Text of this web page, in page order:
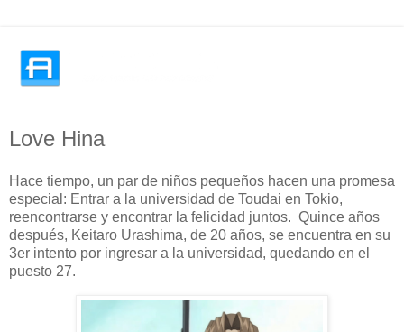
Love Hina
Hace tiempo, un par de niños pequeños hacen una promesa
especial: Entrar a la universidad de Toudai en Tokio,
reencontrarse y encontrar la felicidad juntos. Quince años
después, Keitaro Urashima, de 20 años, se encuentra en su
3er intento por ingresar a la universidad, quedando en el
puesto 27.